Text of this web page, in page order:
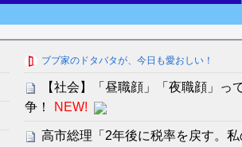
ブブ家のドタバタが、今日も愛おしい！
【社会】「昼職顔」「夜職顔」
争！
NEW!
高市総理「2年後に税率を戻す。